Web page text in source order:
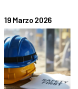
19 Marzo 2026